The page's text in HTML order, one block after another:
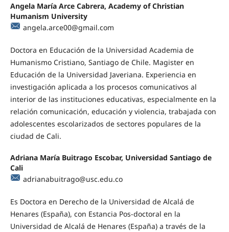
Angela María Arce Cabrera, Academy of Christian
Humanism University
angela.arce00@gmail.com
Doctora en Educación de la Universidad Academia de
Humanismo Cristiano, Santiago de Chile. Magister en
Educación de la Universidad Javeriana. Experiencia en
investigación aplicada a los procesos comunicativos al
interior de las instituciones educativas, especialmente en la
relación comunicación, educación y violencia, trabajada con
adolescentes escolarizados de sectores populares de la
ciudad de Cali.
Adriana María Buitrago Escobar, Universidad Santiago de
Cali
adrianabuitrago@usc.edu.co
Es Doctora en Derecho de la Universidad de Alcalá de
Henares (España), con Estancia Pos-doctoral en la
Universidad de Alcalá de Henares (España) a través de la